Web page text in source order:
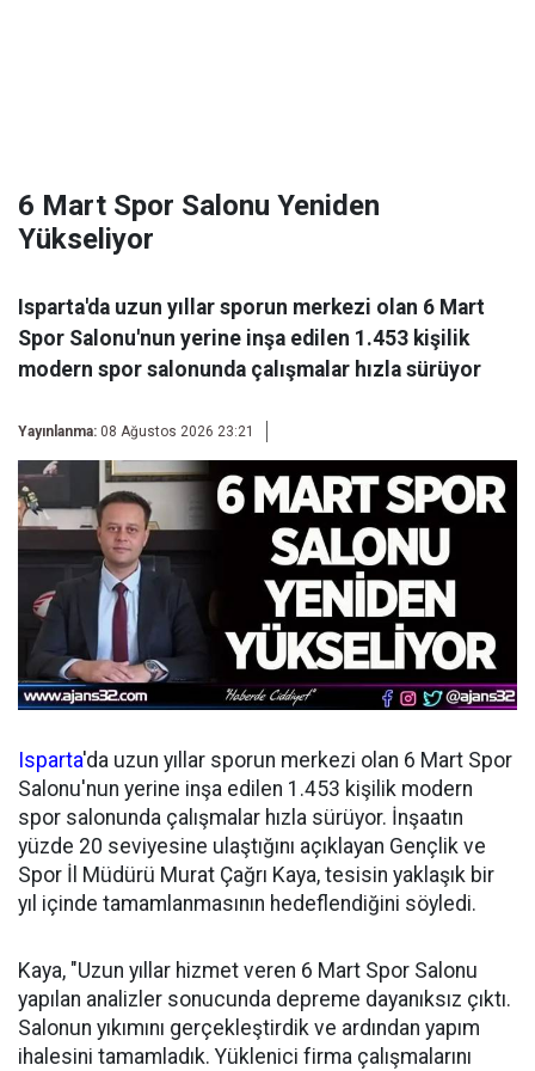
6 Mart Spor Salonu Yeniden
Yükseliyor
Isparta'da uzun yıllar sporun merkezi olan 6 Mart
Spor Salonu'nun yerine inşa edilen 1.453 kişilik
modern spor salonunda çalışmalar hızla sürüyor
Yayınlanma: 08 Ağustos 2026 23:21
Isparta'da uzun yıllar sporun merkezi olan 6 Mart Spor
Salonu'nun yerine inşa edilen 1.453 kişilik modern
spor salonunda çalışmalar hızla sürüyor. İnşaatın
yüzde 20 seviyesine ulaştığını açıklayan Gençlik ve
Spor İl Müdürü Murat Çağrı Kaya, tesisin yaklaşık bir
yıl içinde tamamlanmasının hedeflendiğini söyledi.
Kaya, "Uzun yıllar hizmet veren 6 Mart Spor Salonu
yapılan analizler sonucunda depreme dayanıksız çıktı.
Salonun yıkımını gerçekleştirdik ve ardından yapım
ihalesini tamamladık. Yüklenici firma çalışmalarını